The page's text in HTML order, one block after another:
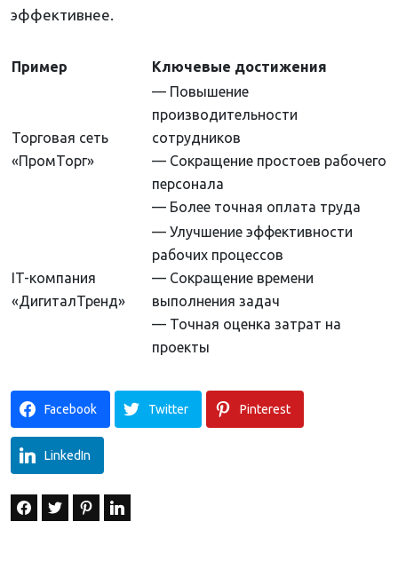
эффективнее.
Пример Ключевые достижения
Торговая сеть
«ПромТорг»
— Повышение
производительности
сотрудников
— Сокращение простоев рабочего
персонала
— Более точная оплата труда
IT-компания
«ДигиталТренд»
— Улучшение эффективности
рабочих процессов
— Сокращение времени
выполнения задач
— Точная оценка затрат на
проекты
Facebook Twitter Pinterest
LinkedIn